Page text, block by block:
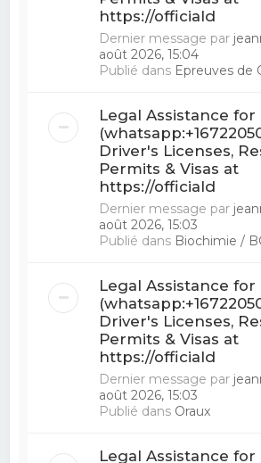
https://officiald
Dernier message par
août 2026, 15:04
Publié dans Epreuves de
Legal Assistance for
Driver's Licenses,
Permits & Visas at
https://officiald
Dernier message par
août 2026, 15:03
Publié dans Biochimie /
Legal Assistance for
Driver's Licenses,
Permits & Visas at
https://officiald
Dernier message par
août 2026, 15:03
Publié dans Oraux
Legal Assistance for